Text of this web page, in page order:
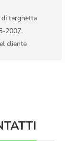
targhetta
2007.
cliente